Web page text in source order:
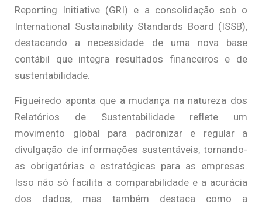
Reporting Initiative (GRI) e a consolidação sob o
International Sustainability Standards Board (ISSB),
destacando a necessidade de uma nova base
contábil que integra resultados financeiros e de
sustentabilidade.
Figueiredo aponta que a mudança na natureza dos
Relatórios de Sustentabilidade reflete um
movimento global para padronizar e regular a
divulgação de informações sustentáveis, tornando-
as obrigatórias e estratégicas para as empresas.
Isso não só facilita a comparabilidade e a acurácia
dos dados, mas também destaca como a